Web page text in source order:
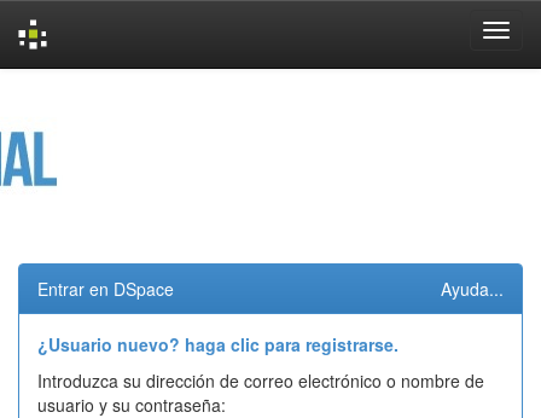
Entrar en DSpace Ayuda...
¿Usuario nuevo? haga clic para registrarse.
Introduzca su dirección de correo electrónico o nombre de
usuario y su contraseña: